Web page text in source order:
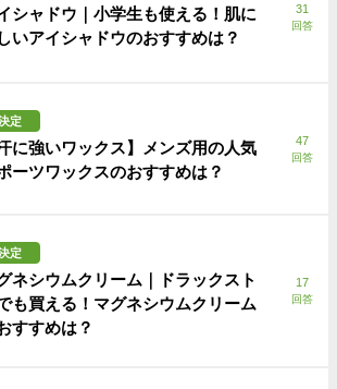
シャドウ｜小学生も使える！肌に
いアイシャドウのおすすめは？
31
回答
定
汗に強いワックス】メンズ用の人気
ーツワックスのおすすめは？
47
回答
定
ネシウムクリーム｜ドラックスト
も買える！マグネシウムクリーム
すすめは？
17
回答